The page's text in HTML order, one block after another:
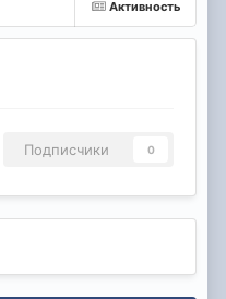
Активность
Подписчики 0